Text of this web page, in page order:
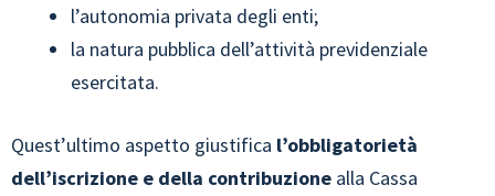
l’autonomia privata degli enti;
la natura pubblica dell’attività previdenziale
esercitata.
Quest’ultimo aspetto giustifica l’obbligatorietà
dell’iscrizione e della contribuzione alla Cassa